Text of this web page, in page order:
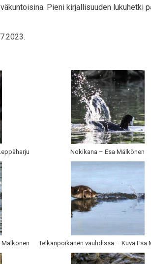
Pieni kirjallisuuden lukuhetki
Nokikana – Esa Mälkönen
Telkänpoikanen vauhdissa – Kuva Esa